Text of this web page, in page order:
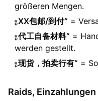
größeren Mengen.
„XX包邮/到付“ =
„代工自备材料“ =
werden gestellt.
„现货，拍卖行有“ =
Raids, Einzahlungen